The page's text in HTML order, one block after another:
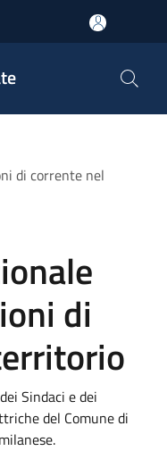
di corrente nel
di
Sindaci e dei
del Comune di